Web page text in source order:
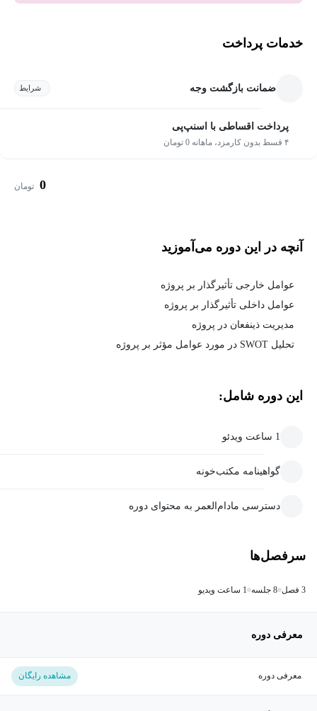
خدمات پرداخت
ضمانت بازگشت وجه شرایط
پرداخت اقساطی با اسنپ‌پی
۴ قسط بدون کارمزد، ماهانه 0 تومان
0 تومان
آنچه در این دوره می‌آموزید
عوامل خارجی تأثیرگذار بر پروژه
عوامل داخلی تأثیرگذار بر پروژه
مدیریت ذینفعان در پروژه
تحلیل SWOT در مورد عوامل مؤثر بر پروژه
این دوره شامل:
1 ساعت ویدئو
گواهینامه مکتب‌خونه
دسترسی مادام‌العمر به محتوای دوره
سرفصل‌ها
3 فصل 8 جلسه 1 ساعت ویدیو
معرفی دوره
معرفی دوره مشاهده رایگان